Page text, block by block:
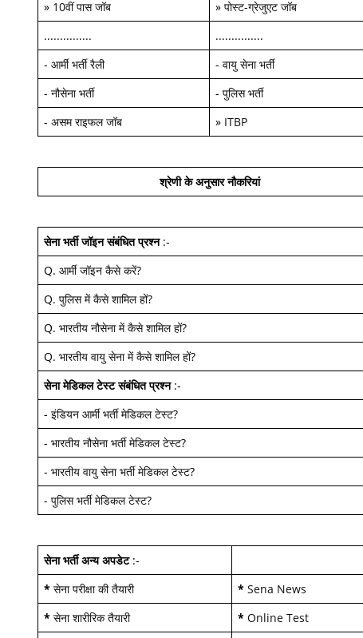
» 10वीं पास जॉब » पोस्ट-ग्रेजुएट जॉब
...............
...............
- आर्मी भर्ती रैली - वायु सेना भर्ती
- नौसेना भर्ती - पुलिस भर्ती
- असम राइफल जॉब » ITBP
श्रेणी के अनुसार नौकरियां
सेना भर्ती जॉइन संबंधित प्रश्न:-
Q. आर्मी जॉइन कैसे करें?
Q. पुलिस में कैसे शामिल हों?
Q. भारतीय नौसेना में कैसे शामिल हों?
Q. भारतीय वायु सेना में कैसे शामिल हों?
सेना मेडिकल टेस्ट संबंधित प्रश्न:-
- इंडियन आर्मी भर्ती मेडिकल टेस्ट?
- भारतीय नौसेना भर्ती मेडिकल टेस्ट?
- भारतीय वायु सेना भर्ती मेडिकल टेस्ट?
- पुलिस भर्ती मेडिकल टेस्ट?
सेना भर्ती अन्य अपडेट:-
* सेना परीक्षा की तैयारी * Sena News
* सेना शारीरिक तैयारी * Online Test